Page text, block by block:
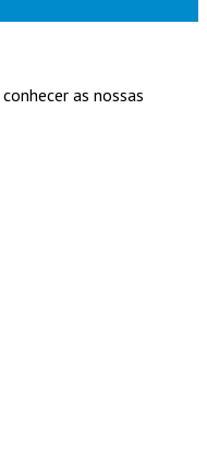
conhecer as nossas